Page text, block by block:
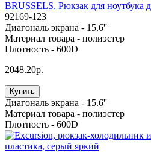
BRUSSELS. Рюкзак для ноутбука
92169-123
Диагональ экрана - 15.6''
Материал товара - полиэстер
Плотность - 600D
2048.20р.
Купить
Диагональ экрана - 15.6''
Материал товара - полиэстер
Плотность - 600D